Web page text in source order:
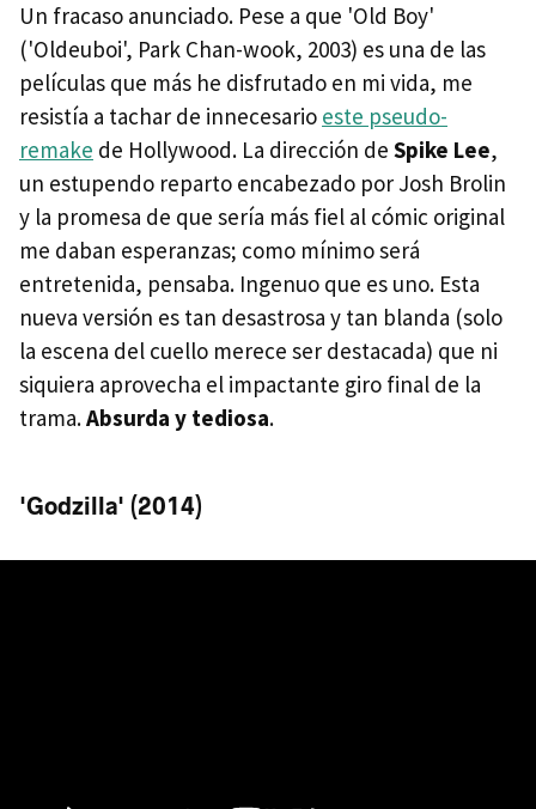
Un fracaso anunciado. Pese a que 'Old Boy'
('Oldeuboi', Park Chan-wook, 2003) es una de las
películas que más he disfrutado en mi vida, me
resistía a tachar de innecesario este pseudo-
remake de Hollywood. La dirección de Spike Lee,
un estupendo reparto encabezado por Josh Brolin
y la promesa de que sería más fiel al cómic original
me daban esperanzas; como mínimo será
entretenida, pensaba. Ingenuo que es uno. Esta
nueva versión es tan desastrosa y tan blanda (solo
la escena del cuello merece ser destacada) que ni
siquiera aprovecha el impactante giro final de la
trama.Absurda y tediosa.
'Godzilla' (2014)